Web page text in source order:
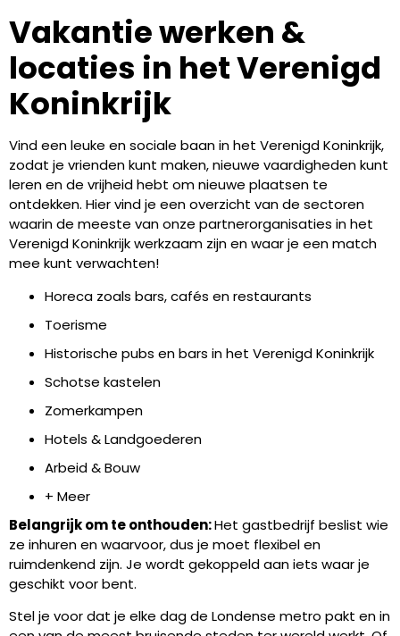
Vakantie werken &
locaties in het Verenigd
Koninkrijk
Vind een leuke en sociale baan in het Verenigd Koninkrijk,
zodat je vrienden kunt maken, nieuwe vaardigheden kunt
leren en de vrijheid hebt om nieuwe plaatsen te
ontdekken. Hier vind je een overzicht van de sectoren
waarin de meeste van onze partnerorganisaties in het
Verenigd Koninkrijk werkzaam zijn en waar je een match
mee kunt verwachten!
Horeca zoals bars, cafés en restaurants
Toerisme
Historische pubs en bars in het Verenigd Koninkrijk
Schotse kastelen
Zomerkampen
Hotels & Landgoederen
Arbeid & Bouw
+ Meer
Belangrijk om te onthouden:Het gastbedrijf beslist wie
ze inhuren en waarvoor, dus je moet flexibel en
ruimdenkend zijn. Je wordt gekoppeld aan iets waar je
geschikt voor bent.
Stel je voor dat je elke dag de Londense metro pakt en in